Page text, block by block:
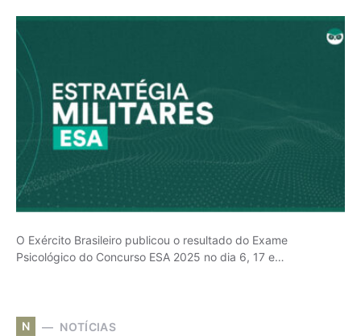
O Exército Brasileiro publicou o resultado do Exame
Psicológico do Concurso ESA 2025 no dia 6, 17 e…
N NOTÍCIAS